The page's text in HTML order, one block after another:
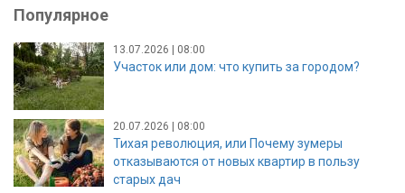
Популярное
13.07.2026 | 08:00
Участок или дом: что купить за городом?
20.07.2026 | 08:00
Тихая революция, или Почему зумеры
отказываются от новых квартир в пользу
старых дач